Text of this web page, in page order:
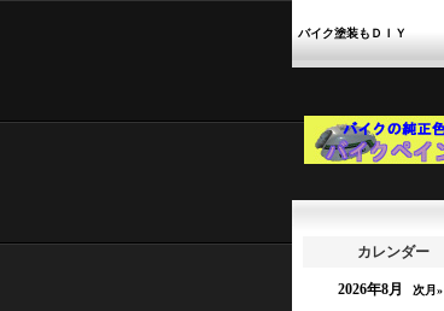
バイク塗装もＤＩＹ
カレンダー
2026年8月 次月»